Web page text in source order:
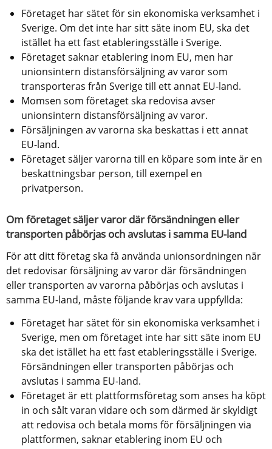
Företaget har sätet för sin ekonomiska verksamhet i
Sverige. Om det inte har sitt säte inom EU, ska det
istället ha ett fast etableringsställe i Sverige.
Företaget saknar etablering inom EU, men har
unionsintern distansförsäljning av varor som
transporteras från Sverige till ett annat EU-land.
Momsen som företaget ska redovisa avser
unionsintern distansförsäljning av varor.
Försäljningen av varorna ska beskattas i ett annat
EU-land.
Företaget säljer varorna till en köpare som inte är en
beskattningsbar person, till exempel en
privatperson.
Om företaget säljer varor där försändningen eller
transporten påbörjas och avslutas i samma EU-land
För att ditt företag ska få använda unionsordningen när
det redovisar försäljning av varor där försändningen
eller transporten av varorna påbörjas och avslutas i
samma EU-land, måste följande krav vara uppfyllda:
Företaget har sätet för sin ekonomiska verksamhet i
Sverige, men om företaget inte har sitt säte inom EU
ska det istället ha ett fast etableringsställe i Sverige.
Försändningen eller transporten påbörjas och
avslutas i samma EU-land.
Företaget är ett plattformsföretag som anses ha köpt
in och sålt varan vidare och som därmed är skyldigt
att redovisa och betala moms för försäljningen via
plattformen, saknar etablering inom EU och